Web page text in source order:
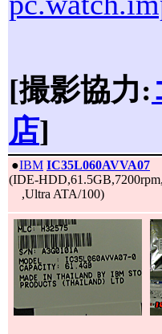
[撮影協力:
店]
●IBM IC35L060AVVA07
(IDE-
,Ultra ATA/100)